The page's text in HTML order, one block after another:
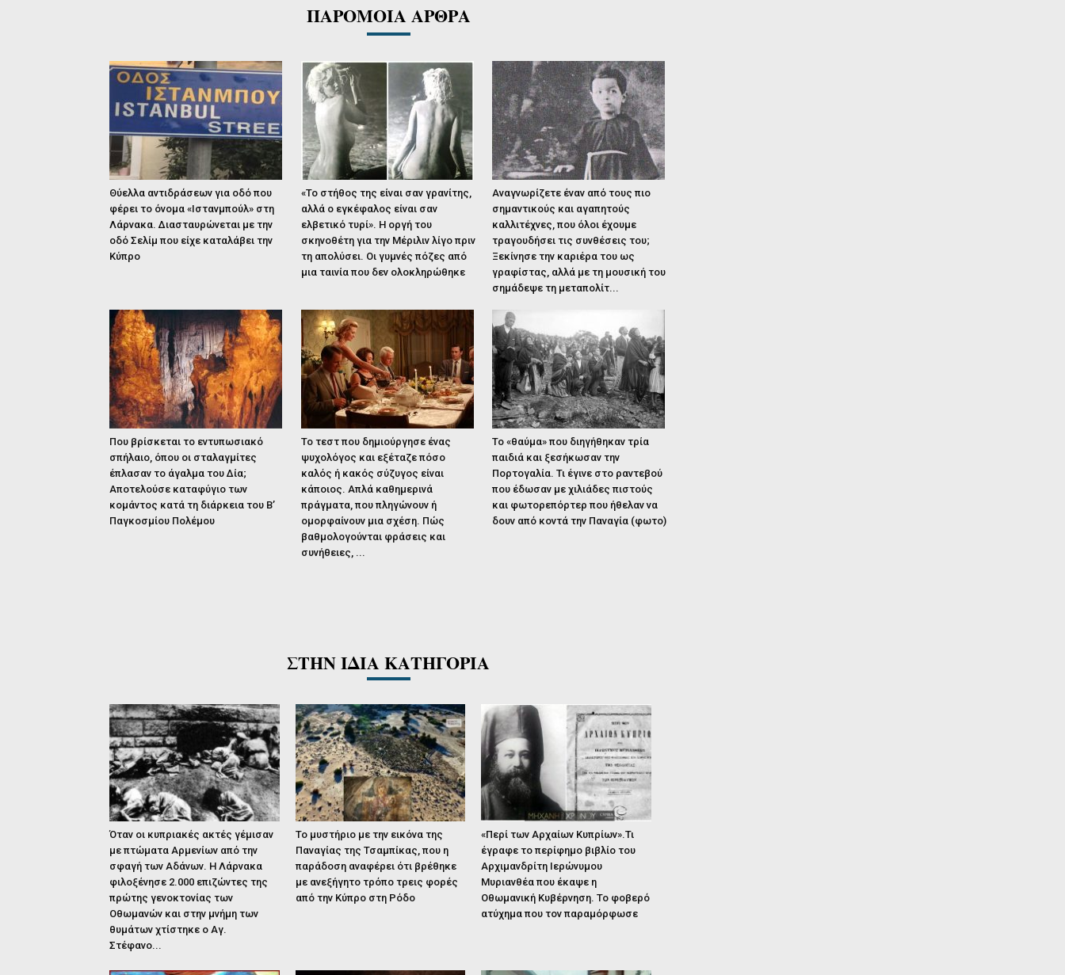
ΠΑΡΟΜΟΙΑ ΑΡΘΡΑ
Θύελλα αντιδράσεων για οδό που
φέρει το όνομα «Ιστανμπούλ» στη
Λάρνακα. Διασταυρώνεται με την
οδό Σελίμ που είχε καταλάβει την
Κύπρο
«Το στήθος της είναι σαν γρανίτης,
αλλά ο εγκέφαλος είναι σαν
ελβετικό τυρί». Η οργή του
σκηνοθέτη για την Μέριλιν λίγο πριν
τη απολύσει. Οι γυμνές πόζες από
μια ταινία που δεν ολοκληρώθηκε
Αναγνωρίζετε έναν από τους πιο
σημαντικούς και αγαπητούς
καλλιτέχνες, που όλοι έχουμε
τραγουδήσει τις συνθέσεις του;
Ξεκίνησε την καριέρα του ως
γραφίστας, αλλά με τη μουσική του
σημάδεψε τη μεταπολίτ...
Που βρίσκεται το εντυπωσιακό
σπήλαιο, όπου οι σταλαγμίτες
έπλασαν το άγαλμα του Δία;
Αποτελούσε καταφύγιο των
κομάντος κατά τη διάρκεια του Β’
Παγκοσμίου Πολέμου
Το τεστ που δημιούργησε ένας
ψυχολόγος και εξέταζε πόσο
καλός ή κακός σύζυγος είναι
κάποιος. Απλά καθημερινά
πράγματα, που πληγώνουν ή
ομορφαίνουν μια σχέση. Πώς
βαθμολογούνται φράσεις και
συνήθειες, ...
Το «θαύμα» που διηγήθηκαν τρία
παιδιά και ξεσήκωσαν την
Πορτογαλία. Τι έγινε στο ραντεβού
που έδωσαν με χιλιάδες πιστούς
και φωτορεπόρτερ που ήθελαν να
δουν από κοντά την Παναγία (φωτο)
ΣΤΗΝ ΙΔΙΑ ΚΑΤΗΓΟΡΙΑ
Όταν οι κυπριακές ακτές γέμισαν
με πτώματα Αρμενίων από την
σφαγή των Αδάνων. Η Λάρνακα
φιλοξένησε 2.000 επιζώντες της
πρώτης γενοκτονίας των
Οθωμανών και στην μνήμη των
θυμάτων χτίστηκε ο Αγ.
Στέφανο...
Το μυστήριο με την εικόνα της
Παναγίας της Τσαμπίκας, που η
παράδοση αναφέρει ότι βρέθηκε
με ανεξήγητο τρόπο τρεις φορές
από την Κύπρο στη Ρόδο
«Περί των Αρχαίων Κυπρίων».Τι
έγραφε το περίφημο βιβλίο του
Αρχιμανδρίτη Ιερώνυμου
Μυριανθέα που έκαψε η
Οθωμανική Κυβέρνηση. Το φοβερό
ατύχημα που τον παραμόρφωσε